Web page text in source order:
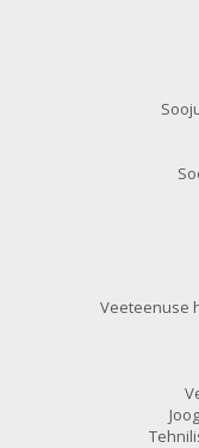
Veeteenuse